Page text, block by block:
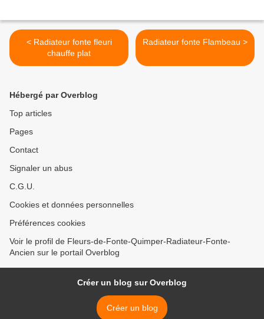
< Radiateur fonte fleuri
chauffe plat
Radiateur fonte Flambeau >
Hébergé par Overblog
Top articles
Pages
Contact
Signaler un abus
C.G.U.
Cookies et données personnelles
Préférences cookies
Voir le profil de Fleurs-de-Fonte-Quimper-Radiateur-Fonte-
Ancien sur le portail Overblog
Créer un blog sur Overblog
Créer un blog